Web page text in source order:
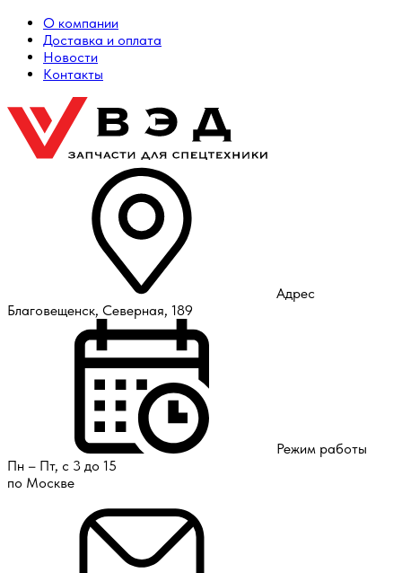
О компании
Доставка и оплата
Новости
Контакты
Адрес
Благовещенск, Северная, 189
Режим работы
Пн – Пт, с 3 до 15
по Москве